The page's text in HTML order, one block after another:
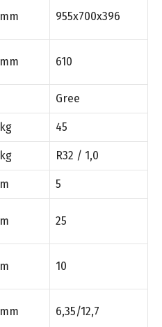
mm 955x700x396
mm 610
Gree
kg 45
kg R32 / 1,0
m 5
m 25
m 10
mm 6,35/12,7